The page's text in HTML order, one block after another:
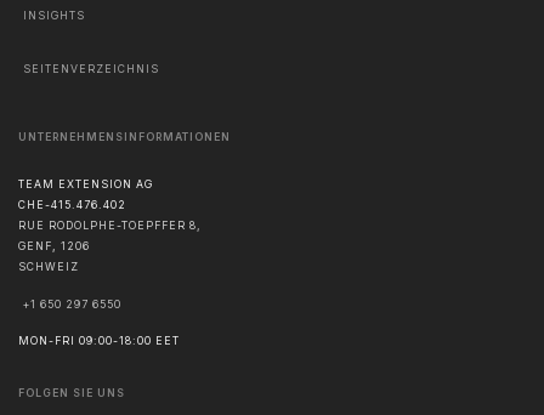
INSIGHTS
SEITENVERZEICHNIS
UNTERNEHMENSINFORMATIONEN
TEAM EXTENSION AG
CHE-415.476.402
RUE RODOLPHE-TOEPFFER 8,
GENF, 1206
SCHWEIZ
+1 650 297 6550
MON-FRI 09:00-18:00 EET
FOLGEN SIE UNS